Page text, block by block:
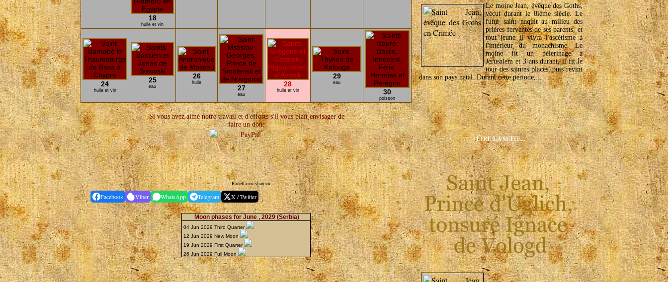
Le moine Jean, évêque des Goths,
vécut durant le 8ième siècle. Le
futur saint naquit au milieu des
prières ferventes de ses parents, et
tout jeune il vivra l'ascétisme à
l'intérieur du monachisme. Le
moine fit un pélerinage à
Jérusalem et 3 ans durant, il fit le
tour des saintes places, puis revint
dans son pays natal. Durant cette période,...
LIRE LA SUITE...
18
huile et vin
24
huile et vin
25
eau
26
huile
27
eau
28
huile et vin
29
eau
30
poisson
Si vous avez aimé notre travail et d'efforts s'il vous plaît envisager de
faire un don:
Podeli ovu stranicu
Facebook Viber WhatsApp Telegram X / Twitter
Moon phases for June , 2029 (Serbia)
04 Jun 2029 Third Quarter
12 Jun 2029 New Moon
19 Jun 2029 First Quarter
26 Jun 2029 Full Moon